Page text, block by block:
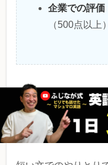
企業での評価
（500点以上
TOEICスコ